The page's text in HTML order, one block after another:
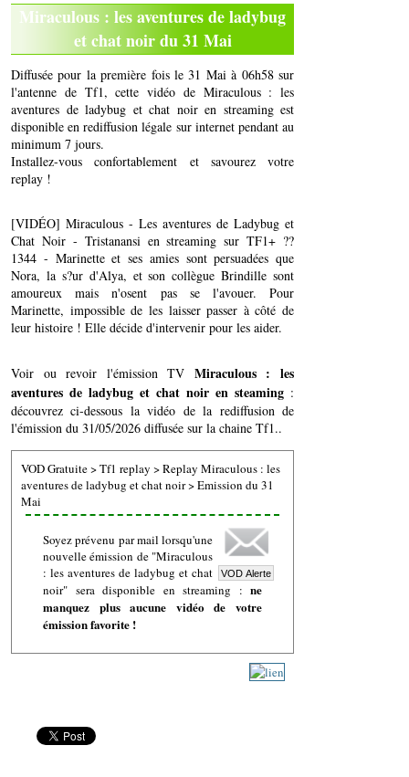
Miraculous : les aventures de ladybug
et chat noir du 31 Mai
Diffusée pour la première fois le 31 Mai à 06h58 sur
l'antenne de Tf1, cette vidéo de Miraculous : les
aventures de ladybug et chat noir en streaming est
disponible en rediffusion légale sur internet pendant au
minimum 7 jours.
Installez-vous confortablement et savourez votre
replay !
[VIDÉO] Miraculous - Les aventures de Ladybug et
Chat Noir - Tristanansi en streaming sur TF1+ ??
1344 - Marinette et ses amies sont persuadées que
Nora, la s?ur d'Alya, et son collègue Brindille sont
amoureux mais n'osent pas se l'avouer. Pour
Marinette, impossible de les laisser passer à côté de
leur histoire ! Elle décide d'intervenir pour les aider.
Voir ou revoir l'émission TV Miraculous : les
aventures de ladybug et chat noir en steaming :
découvrez ci-dessous la vidéo de la rediffusion de
l'émission du 31/05/2026 diffusée sur la chaine Tf1..
VOD Gratuite>Tf1 replay >Replay Miraculous : les
aventures de ladybug et chat noir>Emission du 31
Mai
Soyez prévenu par mail lorsqu'une
nouvelle émission de "Miraculous
: les aventures de ladybug et chat
noir" sera disponible en streaming : ne
manquez plus aucune vidéo de votre
émission favorite !